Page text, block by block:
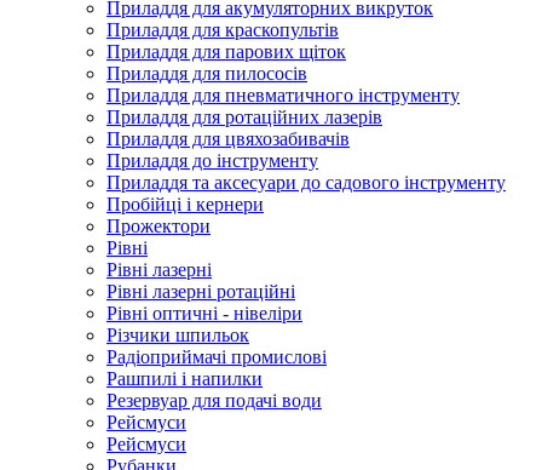
Приладдя для акумуляторних викруток
Приладдя для краскопультів
Приладдя для парових щіток
Приладдя для пилососів
Приладдя для пневматичного інструменту
Приладдя для ротаційних лазерів
Приладдя для цвяхозабивачів
Приладдя до інструменту
Приладдя та аксесуари до садового інструменту
Пробійці і кернери
Прожектори
Рівні
Рівні лазерні
Рівні лазерні ротаційні
Рівні оптичні - нівеліри
Різчики шпильок
Радіоприймачі промислові
Рашпилі і напилки
Резервуар для подачі води
Рейсмуси
Рейсмуси
Рубанки